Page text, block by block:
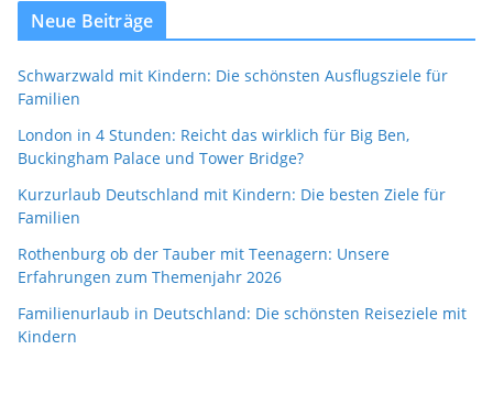
Neue Beiträge
Schwarzwald mit Kindern: Die schönsten Ausflugsziele für
Familien
London in 4 Stunden: Reicht das wirklich für Big Ben,
Buckingham Palace und Tower Bridge?
Kurzurlaub Deutschland mit Kindern: Die besten Ziele für
Familien
Rothenburg ob der Tauber mit Teenagern: Unsere
Erfahrungen zum Themenjahr 2026
Familienurlaub in Deutschland: Die schönsten Reiseziele mit
Kindern